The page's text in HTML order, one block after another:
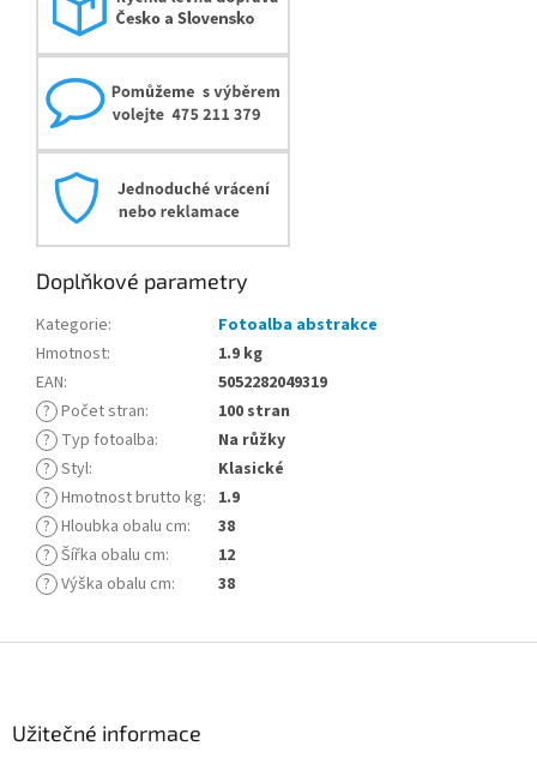
Doplňkové parametry
Kategorie:
Fotoalba abstrakce
Hmotnost:
1.9 kg
EAN:
5052282049319
? Počet stran:
100 stran
? Typ fotoalba:
Na růžky
? Styl:
Klasické
? Hmotnost brutto kg: 1.9
? Hloubka obalu cm:
38
? Šířka obalu cm:
12
? Výška obalu cm: 38
Užitečné informace